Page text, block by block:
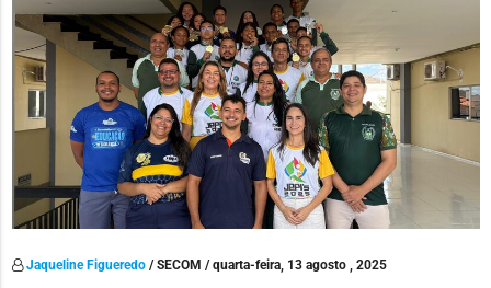
Jaqueline Figueredo/ SECOM / quarta-feira, 13 agosto , 2025